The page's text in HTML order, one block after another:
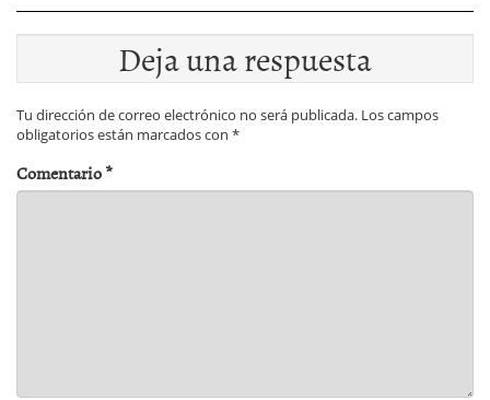
Deja una respuesta
Tu dirección de correo electrónico no será publicada. Los campos
obligatorios están marcados con *
Comentario*